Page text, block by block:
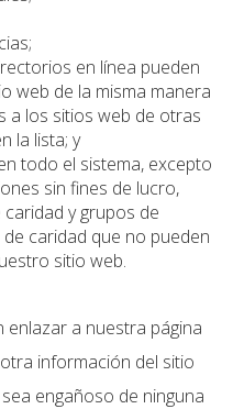
en línea pueden
web de la misma manera
a los sitios web de otras
la lista; y
todo el sistema, excepto
sin fines de lucro,
y grupos de
caridad que no pueden
sitio web.
enlazar a nuestra página
información del sitio
engañoso de ninguna